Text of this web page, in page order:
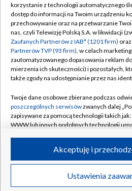
TVP
Abonament TVP
Emisja w TVP
Centrum informacji TVP
Naziemna Telewizja Cyfrowa
Rada Programowa
System NOS
Informacje o nadawcy
Program dla prasy
Ogłoszenie przetargowe
Regulamin
Polityka
Moje
Pomoc
Kontakt
Kanały
©2026 Telewizja Polska
korzystanie z technologii automatycznego
dostęp do informacji na Twoim urządzeniu
przechowywanie oraz na przetwarzanie
nas, czyli Telewizję Polską S.A. w likwidacji
Zaufanych Partnerów z IAB* (1201 firm)
Partnerów TVP (93 firm), w celach
zautomatyzowanego dopasowania reklam
mierzenia ich skuteczności) i pozostałych,
także zgody na udostępnianie przez nas
Twoje dane osobowe zbierane podczas
poszczególnych serwisówzwanych dalej
zapisywane za pomocą technologii takich
WWW lub innych podobnych technologii
ruchu w Internecie.
Twoje dane osobowe zbierane podczas
poszczególnych serwisówna Portalu, takie
Ustawienia
Akceptuję i